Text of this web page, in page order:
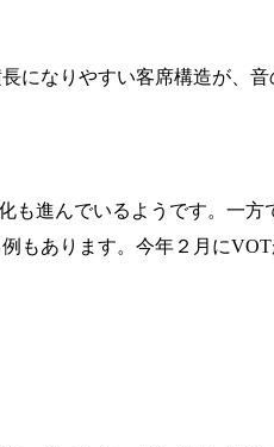
になりやすい客席構造が、音
も進んでいるようです。一方
もあります。今年２月に